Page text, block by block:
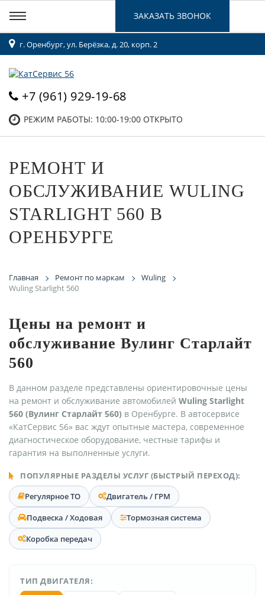
г. Оренбург, ул. Берёзка, д. 20, корп. 2
+7 (961) 929-19-68
РЕЖИМ РАБОТЫ: 10:00-19:00 ОТКРЫТО
ЗАКАЗАТЬ ЗВОНОК
РЕМОНТ И
ОБСЛУЖИВАНИЕ WULING
STARLIGHT 560 В
ОРЕНБУРГЕ
Главная Ремонт по маркам
Wuling
Wuling Starlight 560
Цены на ремонт и
обслуживание Вулинг Старлайт
560
В данном разделе представлены ориентировочные цены
на ремонт и обслуживание автомобилей Wuling Starlight
560 (Вулинг Старлайт 560) в Оренбурге. В автосервисе
«КатСервис 56» вас ждут опытные мастера, современное
диагностическое оборудование, честные тарифы и
гарантия на выполненные услуги.
ПОПУЛЯРНЫЕ РАЗДЕЛЫ УСЛУГ (БЫСТРЫЙ ПЕРЕХОД):
Регулярное ТО
Двигатель / ГРМ
Подвеска / Ходовая
Тормозная система
Коробка передач
ТИП ДВИГАТЕЛЯ: